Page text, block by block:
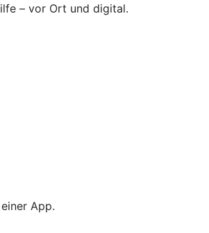
– vor Ort und digital.
App.